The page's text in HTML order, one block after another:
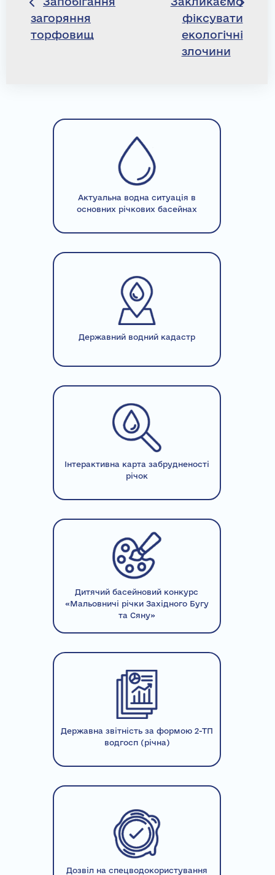
записів
загоряння
торфовищ
фіксувати
екологічні
злочини
Актуальна водна ситуація в
основних річкових басейнах
Державний водний кадастр
Інтерактивна карта забрудненості
річок
Дитячий басейновий конкурс
«Мальовничі річки Західного Бугу
та Сяну»
Державна звітність за формою 2-ТП
водгосп (річна)
Дозвіл на спецводокористування